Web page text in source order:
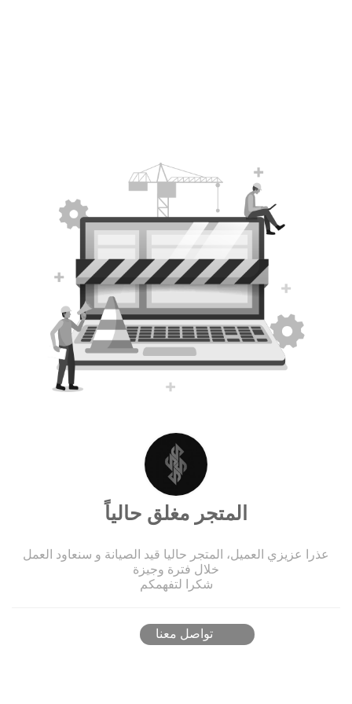
المتجر مغلق حالياً
عذرا عزيزي العميل، المتجر حاليا قيد الصيانة و سنعاود العمل
خلال فترة وجيزة
شكرا لتفهمكم
تواصل معنا